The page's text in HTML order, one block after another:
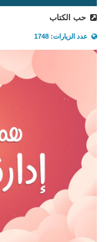
حب الكتاب
عدد الزيارات: 1748